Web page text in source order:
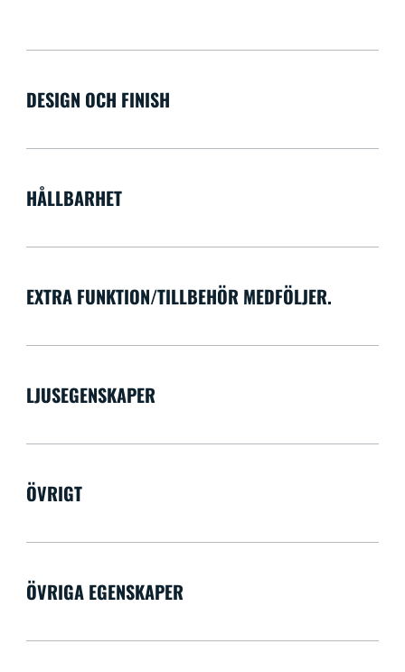
DESIGN OCH FINISH
HÅLLBARHET
EXTRA FUNKTION/TILLBEHÖR MEDFÖLJER.
LJUSEGENSKAPER
ÖVRIGT
ÖVRIGA EGENSKAPER